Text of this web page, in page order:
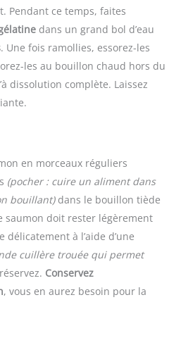
Pendant ce temps, faites
dans un grand bol d’eau
. Une fois ramollies, essorez-les
les au bouillon chaud hors du
dissolution complète. Laissez
en morceaux réguliers
(pocher : cuire un aliment dans
bouillant)dans le bouillon tiède
saumon doit rester légèrement
à l’aide d’une
cuillère trouée qui permet
Conservez
, vous en aurez besoin pour la